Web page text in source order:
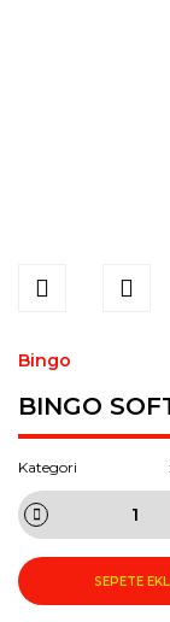
Bingo
BINGO
Kategori
SEPETE